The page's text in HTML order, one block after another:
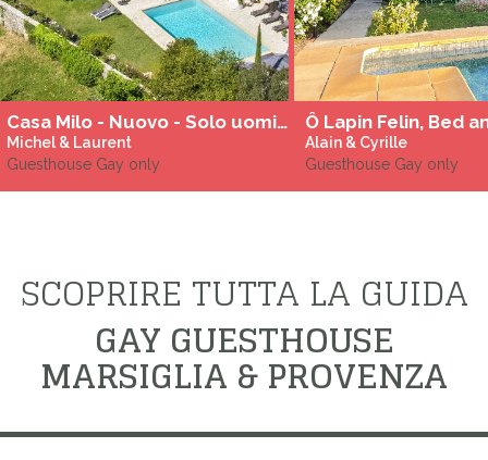
Casa Milo - Nuovo - Solo uomini gay
Michel & Laurent
Guesthouse Gay only
Alain & Cyrille
Guesthouse Gay only
SCOPRIRE TUTTA LA GUIDA
GAY GUESTHOUSE
MARSIGLIA & PROVENZA